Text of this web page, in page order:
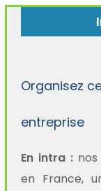
Organisez
entreprise
En intra :
en France,